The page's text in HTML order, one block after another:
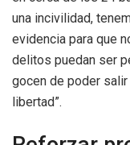
una incivilidad,
evidencia para que
delitos puedan ser
gocen de poder
libertad”.